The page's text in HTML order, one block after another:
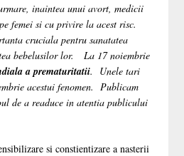
inaintea unui avort, medicii
femei si cu privire la acest risc.
cruciala pentru sanatatea
bebelusilor lor. La 17 noiembrie
a prematuritatii. Unele tari
acestui fenomen. Publicam
de a readuce in atentia publicului
si constientizare a nasterii